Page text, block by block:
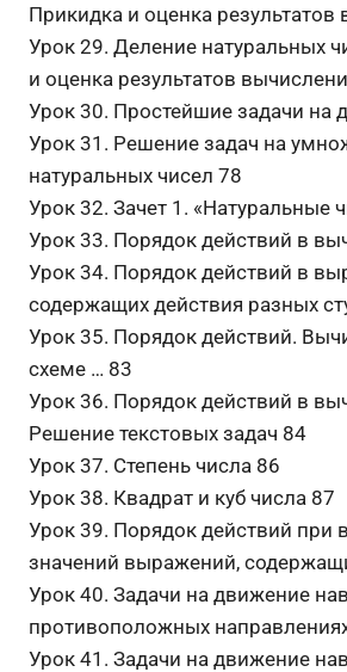
Прикидка и оценка
Урок 29. Деление натуральных
и оценка результатов
Урок 30. Простейшие задачи на
Урок 31. Решение задач на
натуральных чисел 78
Урок 32. Зачет 1. «Натуральные
Урок 33. Порядок действий в
Урок 34. Порядок действий в
содержащих действия разных
Урок 35. Порядок действий.
схеме … 83
Урок 36. Порядок действий в
Решение текстовых задач 84
Урок 37. Степень числа 86
Урок 38. Квадрат и куб числа 87
Урок 39. Порядок действий при
значений выражений,
Урок 40. Задачи на движение
противоположных
Урок 41. Задачи на движение